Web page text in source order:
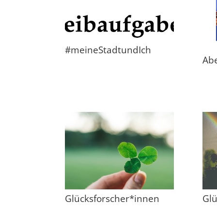
#meineStadtundIch
Glücksforscher*innen